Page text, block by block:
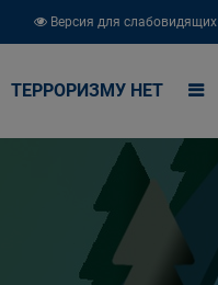
Версия для слабовидящих
ТЕРРОРИЗМУ НЕТ